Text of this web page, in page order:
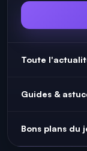
Toute
Guides &
Bons plans du